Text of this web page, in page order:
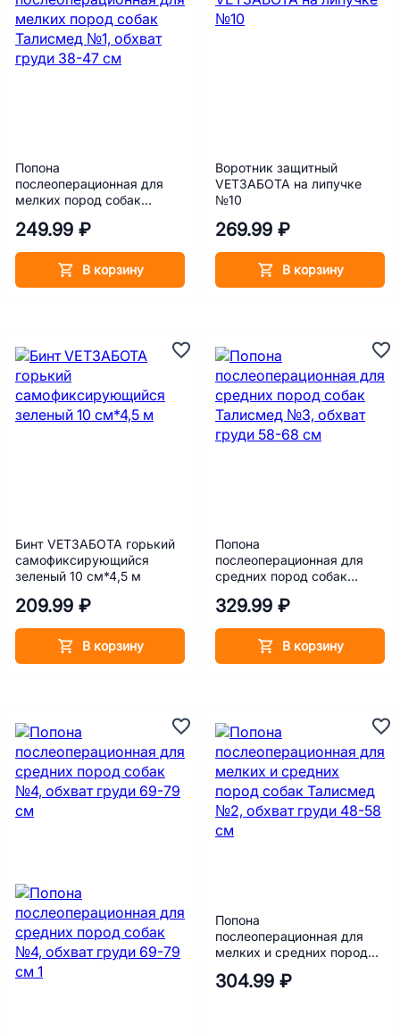
Попона
послеоперационная для
мелких пород собак
груди 38-47 см
249.99 ₽
В корзину
Воротник защитный
VETЗАБОТА на липучке
№10
269.99 ₽
В корзину
Бинт VETЗАБОТА горький
самофиксирующийся
зеленый 10 см*4,5 м
209.99 ₽
В корзину
Попона
послеоперационная для
средних пород собак
груди 58-68 см
329.99 ₽
В корзину
Попона
послеоперационная для
мелких и средних пород
обхват груди 48-58 см
304.99 ₽